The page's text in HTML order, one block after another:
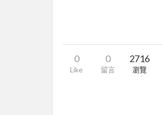
0
Like
0
留言
2716
瀏覽